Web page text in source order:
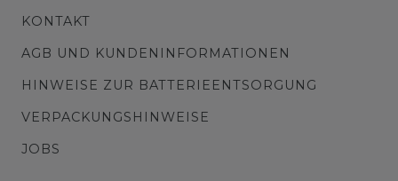
KONTAKT
AGB UND KUNDENINFORMATIONEN
HINWEISE ZUR BATTERIEENTSORGUNG
VERPACKUNGSHINWEISE
JOBS